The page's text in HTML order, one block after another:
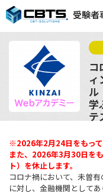
受験者
コ
ィ
ル
学
テ
※2026年2月24日をもって
また、2026年3月30日を
ト）を休止します。
コロナ禍において、未曽
に対し、金融機関として